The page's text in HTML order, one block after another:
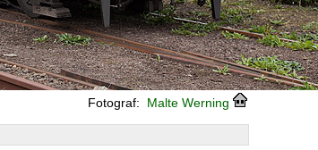
Fotograf: Malte Werning